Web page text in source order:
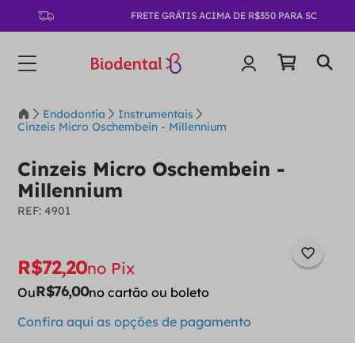
FRETE GRÁTIS ACIMA DE R$350 PARA SC
Endodontia
Instrumentais
Cinzeis Micro Oschembein - Millennium
Cinzeis Micro Oschembein -
Millennium
:4901
R$72,20no Pix
OuR$76,00no cartão ou boleto
Confira aqui as opções de pagamento